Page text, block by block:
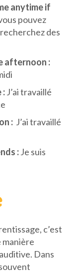
anytime if
pouvez
des
afternoon :
:J’ai travaillé
: J’ai travaillé
:Je suis
c’est
manière
Dans